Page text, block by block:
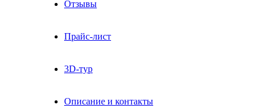
Отзывы
Прайс-лист
3D-тур
Описание и контакты